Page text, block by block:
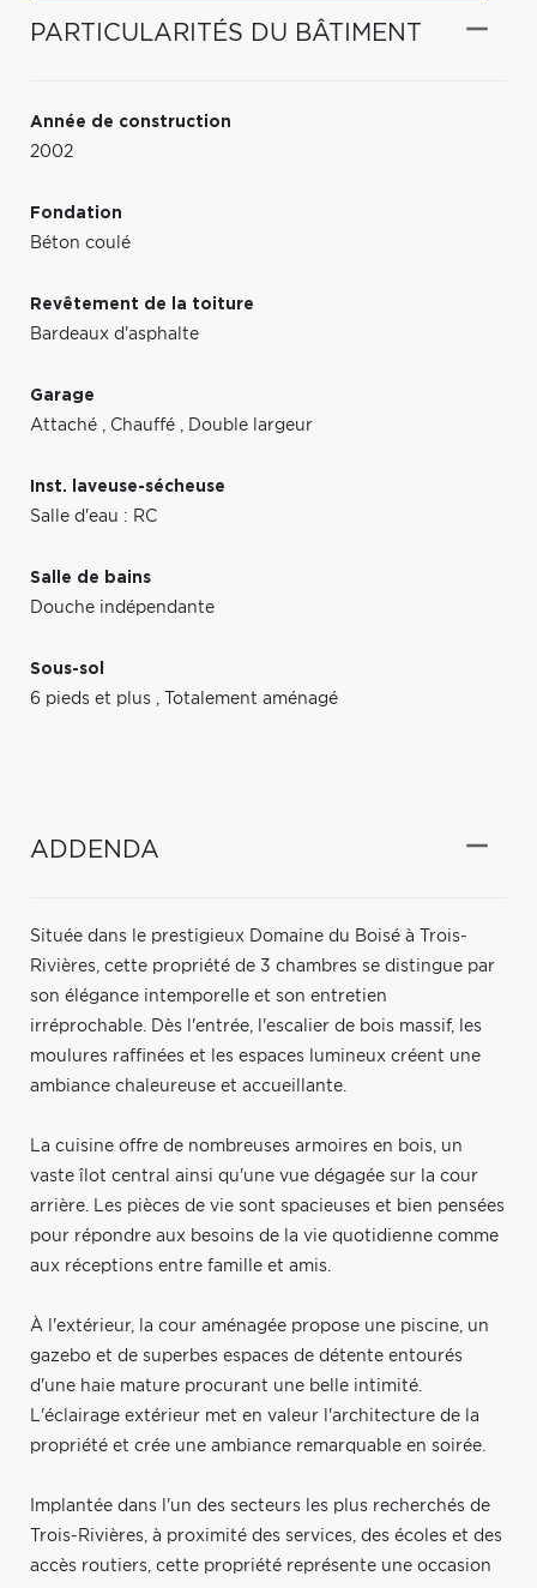
PARTICULARITÉS DU BÂTIMENT
Année de construction
2002
Fondation
Béton coulé
Revêtement de la toiture
Bardeaux d'asphalte
Garage
Attaché , Chauffé , Double largeur
Inst. laveuse-sécheuse
Salle d'eau : RC
Salle de bains
Douche indépendante
Sous-sol
6 pieds et plus , Totalement aménagé
ADDENDA
Située dans le prestigieux Domaine du Boisé à Trois-
Rivières, cette propriété de 3 chambres se distingue par
son élégance intemporelle et son entretien
irréprochable. Dès l'entrée, l'escalier de bois massif, les
moulures raffinées et les espaces lumineux créent une
ambiance chaleureuse et accueillante.
La cuisine offre de nombreuses armoires en bois, un
vaste îlot central ainsi qu'une vue dégagée sur la cour
arrière. Les pièces de vie sont spacieuses et bien pensées
pour répondre aux besoins de la vie quotidienne comme
aux réceptions entre famille et amis.
À l'extérieur, la cour aménagée propose une piscine, un
gazebo et de superbes espaces de détente entourés
d'une haie mature procurant une belle intimité.
L'éclairage extérieur met en valeur l'architecture de la
propriété et crée une ambiance remarquable en soirée.
Implantée dans l'un des secteurs les plus recherchés de
Trois-Rivières, à proximité des services, des écoles et des
accès routiers, cette propriété représente une occasion